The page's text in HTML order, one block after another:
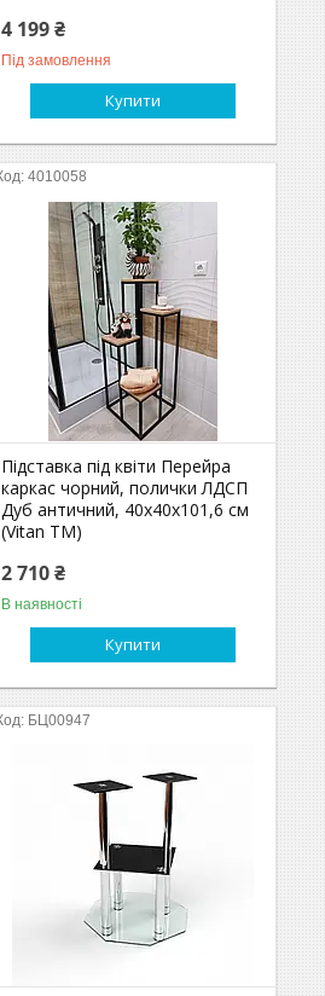
4 199 ₴
Під замовлення
Купити
4010058
Підставка під квіти Перейра
каркас чорний, полички ЛДСП
Дуб античний, 40х40х101,6 см
(Vitan ТМ)
2 710 ₴
В наявності
Купити
БЦ00947